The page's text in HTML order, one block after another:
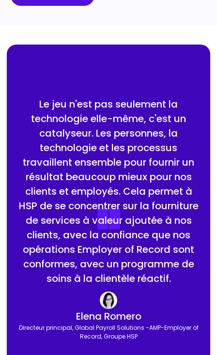
Le jeu n'est pas seulement la
technologie elle-même, c'est un
catalyseur. Les personnes, la
technologie et les processus
travaillent ensemble pour fournir un
résultat beaucoup mieux pour nos
clients et employés. Cela permet à
HSP de se concentrer sur la fourniture
de services à valeur ajoutée à nos
clients, avec la confiance que nos
opérations Employer of Record sont
conformes, avec un programme de
soins à la clientèle réactif.
Elena Romero
Directeur principal, Global Payroll Solutions -AMP-Employer of
Record, Groupe HSP